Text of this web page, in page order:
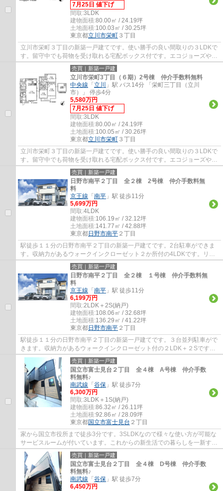
7月25日 値下げ
間取:3LDK
建物面積:80.00㎡ / 24.19坪
土地面積:100.03㎡ / 30.25坪
東京都立川市栄町 ３丁目
立川市栄町３丁目の新築一戸建てです。使い勝手の良い間取りの３LDKで
す。留守中でも荷物を受け取れる宅配ボックス付です。エコジョーズや食
洗機等、設備も充実しています。立川市でお...
売買｜新築一戸建
立川市栄町3丁目（６期）2号棟 仲介手数料無料
中央線 「 立川
」駅 バス14分 「栄町三丁目（立川
市）」 停歩4分
5,580万円
7月25日 値下げ
間取:3LDK
建物面積:80.00㎡ / 24.19坪
土地面積:100.05㎡ / 30.26坪
東京都立川市栄町 ３丁目
立川市栄町３丁目の新築一戸建てです。使い勝手の良い間取りの３LDKで
す。留守中でも荷物を受け取れる宅配ボックス付です。エコジョーズや食
洗機等、設備も充実しています。立川市でお...
売買｜新築一戸建
日野市南平２丁目 全２棟 2号棟 仲介手数料無
料
京王線 「 南平 」駅 徒歩11分
5,699万円
間取:4LDK
建物面積:106.19㎡ / 32.12坪
土地面積:141.77㎡ / 42.88坪
東京都日野市南平 ２丁目
駅徒歩１１分の日野市南平２丁目の新築一戸建てです。2台駐車ができま
す。収納力があるウォークインクローゼット２か所付の4LDKです。リビ
ングは間仕切りで一つ部屋を作ることができま...
売買｜新築一戸建
日野市南平２丁目 全２棟 １号棟 仲介手数料無
料
京王線 「 南平 」駅 徒歩11分
6,199万円
間取:2LDK＋2S(納戸)
建物面積:108.06㎡ / 32.68坪
土地面積:136.29㎡ / 41.22坪
東京都日野市南平 ２丁目
駅徒歩１１分の日野市南平２丁目の新築一戸建てです。３台並列駐車がで
きます。収納力があるウォークインクローゼット付の２LDK＋２Sです。
リビングは間仕切りで一つ部屋を作ることが...
売買｜新築一戸建
国立市富士見台２丁目 全４棟 A号棟 仲介手数
料無料♪
南武線 「 谷保 」駅 徒歩7分
6,300万円
間取:3LDK＋1S(納戸)
建物面積:86.32㎡ / 26.11坪
土地面積:92.86㎡ / 28.09坪
東京都国立市富士見台 ２丁目
家から国立市役所まで徒歩3分です。3SLDKなので様々な使い方が可能な
サービスルームが付いています。これからの新生活での暮らしを一新する
ために、新築戸建てはいかがでしょうか。不...
売買｜新築一戸建
国立市富士見台２丁目 全４棟 D号棟 仲介手数
料無料♪
南武線 「 谷保 」駅 徒歩7分
6,450万円